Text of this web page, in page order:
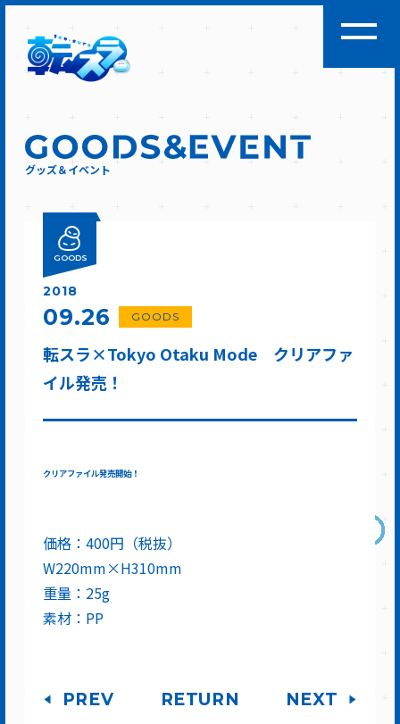
グッズ＆イベント
GOODS
転スラ×Tokyo Otaku Mode クリアファ
イル発売！
GOODS
2018
09.26
クリアファイル発売開始！
価格：400円（税抜）
W220mm×H310mm
重量：25g
素材：PP
PREV RETURN NEXT